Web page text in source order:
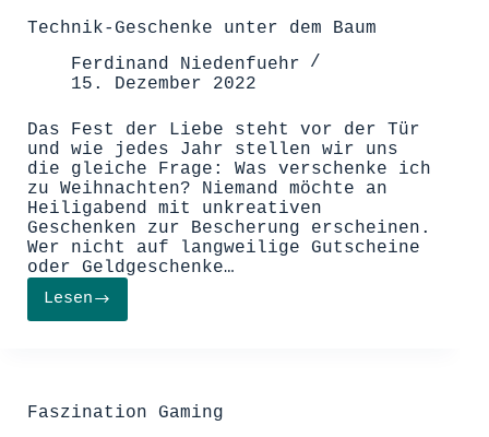
nach
Social
Media
Technik-Geschenke unter dem Baum
Ferdinand Niedenfuehr
15. Dezember 2022
Das Fest der Liebe steht vor der Tür
und wie jedes Jahr stellen wir uns
die gleiche Frage: Was verschenke ich
zu Weihnachten? Niemand möchte an
Heiligabend mit unkreativen
Geschenken zur Bescherung erscheinen.
Wer nicht auf langweilige Gutscheine
oder Geldgeschenke…
LesenTechnik-
Geschenke
Faszination Gaming